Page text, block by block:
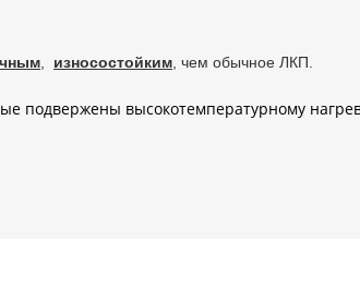
износостойким , чем обычное ЛКП
подвержены высокотемпературному